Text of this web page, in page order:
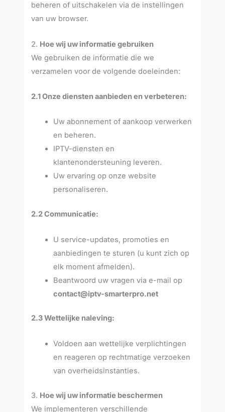
beheren of uitschakelen via de instellingen
van uw browser.
2. Hoe wij uw informatie gebruiken
We gebruiken de informatie die we
verzamelen voor de volgende doeleinden:
2.1 Onze diensten aanbieden en verbeteren:
Uw abonnement of aankoop verwerken
en beheren.
IPTV-diensten en
klantenondersteuning leveren.
Uw ervaring op onze website
personaliseren.
2.2 Communicatie:
U service-updates, promoties en
aanbiedingen te sturen (u kunt zich op
elk moment afmelden).
Beantwoord uw vragen via e-mail op
contact@iptv-smarterpro.net
2.3 Wettelijke naleving:
Voldoen aan wettelijke verplichtingen
en reageren op rechtmatige verzoeken
van overheidsinstanties.
3. Hoe wij uw informatie beschermen
We implementeren verschillende